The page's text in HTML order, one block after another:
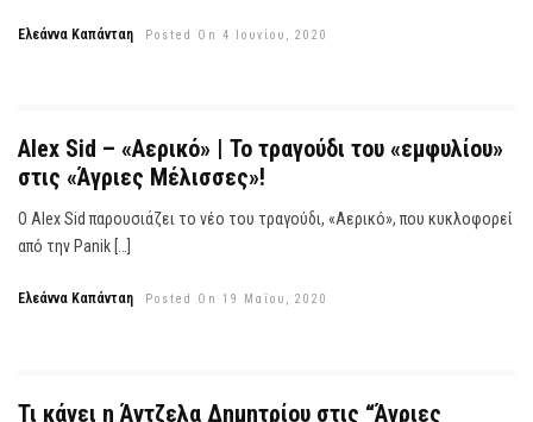
Ελεάννα Καπάνταη Posted On 4 Ιουνίου, 2020
Alex Sid – «Αερικό» | Το τραγούδι του «εμφυλίου»
στις «Άγριες Μέλισσες»!
O Alex Sid παρουσιάζει το νέο του τραγούδι, «Αερικό», που κυκλοφορεί
από την Panik […]
Ελεάννα Καπάνταη Posted On 19 Μαΐου, 2020
Τι κάνει η Άντζελα Δημητρίου στις “Άγριες